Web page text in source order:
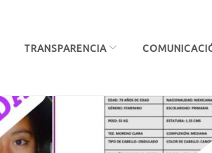
TRANSPARENCIA